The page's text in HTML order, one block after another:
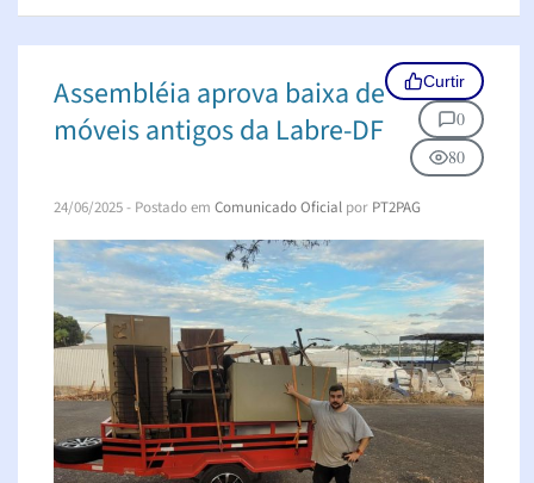
Assembléia aprova baixa de
móveis antigos da Labre-DF
Curtir
0
80
24/06/2025- Postado em Comunicado Oficial por PT2PAG